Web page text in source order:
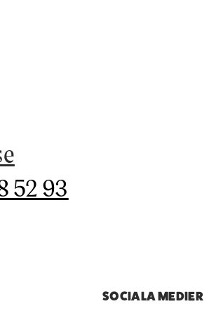
52 93
SOCIALA MEDIER